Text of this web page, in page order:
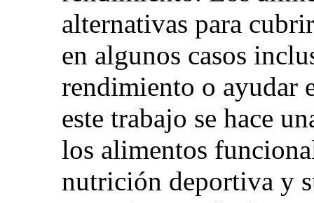
alternativas para
en algunos casos
rendimiento o ayudar
este trabajo se hace
los alimentos
nutrición deportiva y